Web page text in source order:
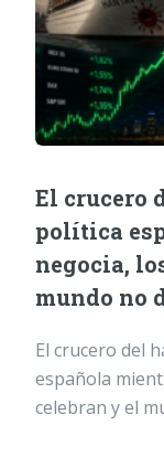
El crucero
política
negocia,
mundo no
El crucero del
española
celebran y el